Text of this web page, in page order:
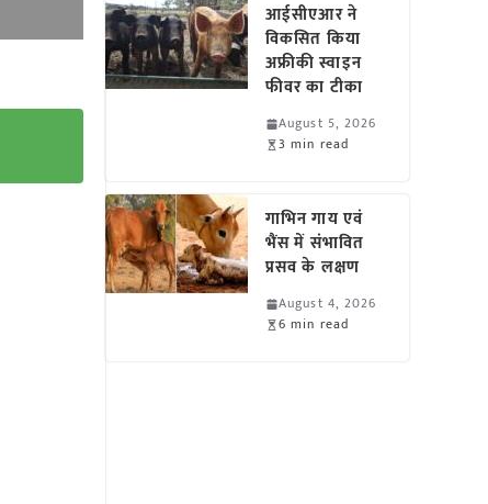
आईसीएआर ने
विकसित किया
अफ्रीकी स्वाइन
फीवर का टीका
August 5, 2026
3 min read
गाभिन गाय एवं
भैंस में संभावित
प्रसव के लक्षण
August 4, 2026
6 min read